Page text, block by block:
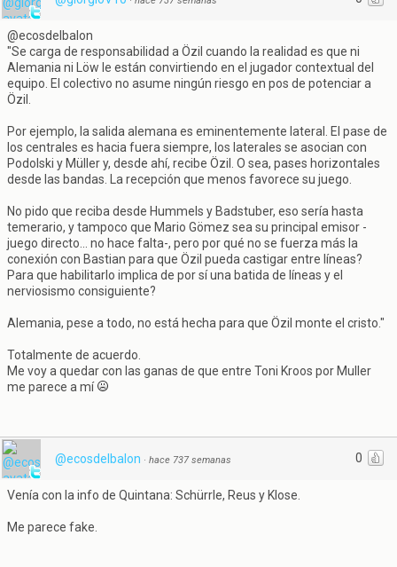
@ecosdelbalon
"Se carga de responsabilidad a Özil cuando la realidad es que ni
Alemania ni Löw le están convirtiendo en el jugador contextual del
equipo. El colectivo no asume ningún riesgo en pos de potenciar a
Özil.
Por ejemplo, la salida alemana es eminentemente lateral. El pase de
los centrales es hacia fuera siempre, los laterales se asocian con
Podolski y Müller y, desde ahí, recibe Özil. O sea, pases horizontales
desde las bandas. La recepción que menos favorece su juego.
No pido que reciba desde Hummels y Badstuber, eso sería hasta
temerario, y tampoco que Mario Gömez sea su principal emisor -
juego directo... no hace falta-, pero por qué no se fuerza más la
conexión con Bastian para que Özil pueda castigar entre líneas?
Para que habilitarlo implica de por sí una batida de líneas y el
nerviosismo consiguiente?
Alemania, pese a todo, no está hecha para que Özil monte el cristo."
Totalmente de acuerdo.
Me voy a quedar con las ganas de que entre Toni Kroos por Muller
me parece a mí
0
@ecosdelbalon · hace 737 semanas
Venía con la info de Quintana: Schürrle, Reus y Klose.
Me parece fake.